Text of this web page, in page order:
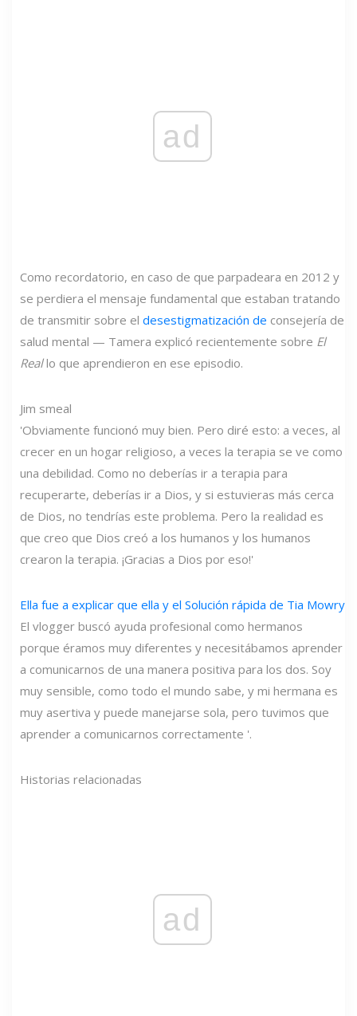
ad
Como recordatorio, en caso de que parpadeara en 2012 y
se perdiera el mensaje fundamental que estaban tratando
de transmitir sobre el desestigmatización de consejería de
salud mental — Tamera explicó recientemente sobre El
Reallo que aprendieron en ese episodio.
Jim smeal
'Obviamente funcionó muy bien. Pero diré esto: a veces, al
crecer en un hogar religioso, a veces la terapia se ve como
una debilidad. Como no deberías ir a terapia para
recuperarte, deberías ir a Dios, y si estuvieras más cerca
de Dios, no tendrías este problema. Pero la realidad es
que creo que Dios creó a los humanos y los humanos
crearon la terapia. ¡Gracias a Dios por eso!'
Ella fue a explicar que ella y el Solución rápida de Tia Mowry
El vlogger buscó ayuda profesional como hermanos
porque éramos muy diferentes y necesitábamos aprender
a comunicarnos de una manera positiva para los dos. Soy
muy sensible, como todo el mundo sabe, y mi hermana es
muy asertiva y puede manejarse sola, pero tuvimos que
aprender a comunicarnos correctamente '.
Historias relacionadas
ad